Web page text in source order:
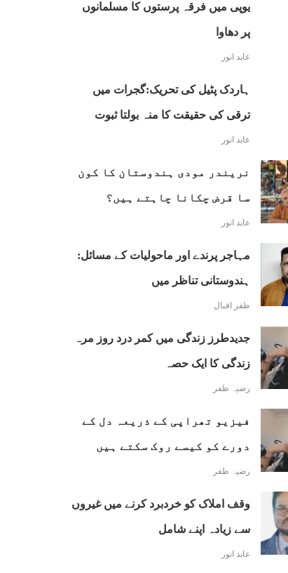
یوپی میں فرقہ پرستوں کا مسلمانوں
پر دھاوا
عابد انور
ہاردک پٹیل کی تحریک:گجرات میں
ترقی کی حقیقت کا منہ بولتا ثبوت
عابد انور
نریندر مودی ہندوستان کا کون
سا قرض چکانا چاہتے ہیں؟
عابد انور
مہاجر پرندے اور ماحولیات کے مسائل:
ہندوستانی تناظر میں
ظفر اقبال
جدیدطرز زندگی میں کمر درد روز مرہ
زندگی کا ایک حصہ
رضیہ ظفر
فیزیو تھراپی کے ذریعہ دل کے
دورے کو کیسے روک سکتے ہیں
رضیہ ظفر
وقف املاک کو خردبرد کرنے میں غیروں
سے زیادہ اپنے شامل
عابد انور